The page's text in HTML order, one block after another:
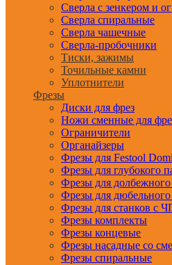
Сверла с зенкером и
Сверла спиральные
Сверла чашечные
Сверла-пробочники
Тиски, зажимы
Точильные камни
Уплотнители
Фрезы
Диски для фрез
Ножи сменные для
Ограничители
Органайзеры
Фрезы для Festool
Фрезы для глубокого
Фрезы для долбежного
Фрезы для
Фрезы для станков с
Фрезы комплекты
Фрезы концевые
Фрезы насадные со
Фрезы спиральные